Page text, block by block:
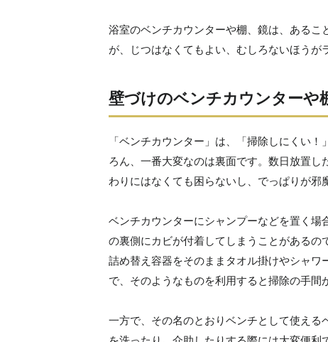
浴室のベンチカウンターや棚、鏡は、ある
が、じつはなくてもよい、むしろないほうが
壁づけのベンチカウンターや
「ベンチカウンター」は、「掃除しにくい
ろん、一番大変なのは裏面です。数日放置
わりにはなくても困らないし、でっぱりが邪
ベンチカウンターにシャンプーなどを置く
の裏側にカビが付着してしまうことがある
詰め替え容器をそのままタオル掛けやシャ
で、そのようなものを利用すると掃除の手間
一方で、その名のとおりベンチとして使え